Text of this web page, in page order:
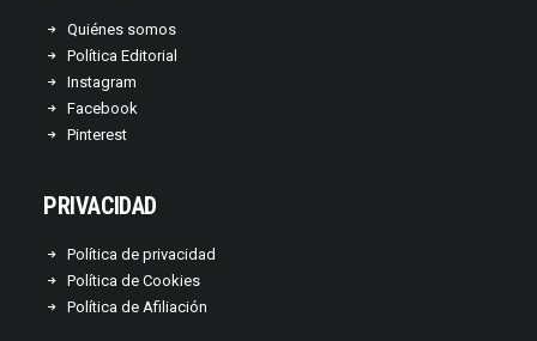
Quiénes somos
Política Editorial
Instagram
Facebook
Pinterest
PRIVACIDAD
Política de privacidad
Política de Cookies
Política de Afiliación